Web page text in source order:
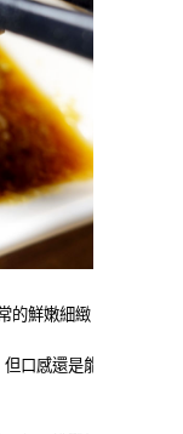
的鮮嫩細緻
口感還是能